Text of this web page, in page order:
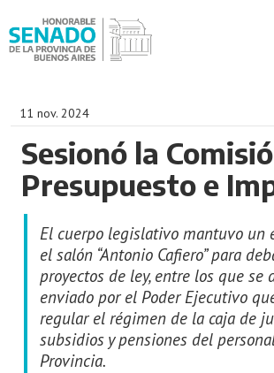
SECRETARÍAS
PRENSA
CULTURA
VISITAS GUIADAS
CONTACTO
11 nov. 2024
Sesionó la
Presupuesto e
El cuerpo legislativo mantuvo un
el salón “Antonio Cafiero” para
proyectos de ley, entre los que se
enviado por el Poder Ejecutivo
regular el régimen de la caja de
subsidios y pensiones del
Provincia.